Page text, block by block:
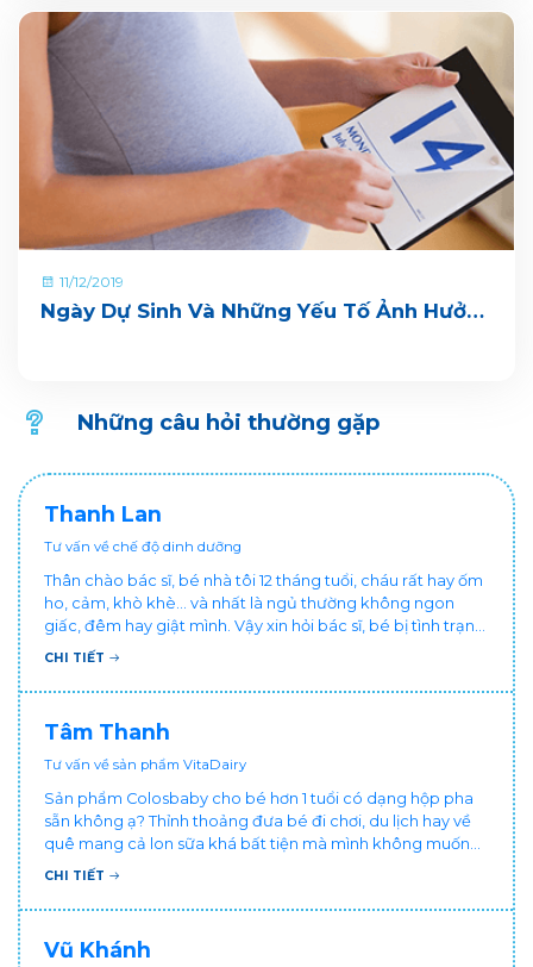
11/12/2019
Ngày Dự Sinh Và Những Yếu Tố Ảnh Hưởng
Những câu hỏi thường gặp
Thanh Lan
Tư vấn về chế độ dinh dưỡng
Thân chào bác sĩ, bé nhà tôi 12 tháng tuổi, cháu rất hay ốm
ho, cảm, khò khè... và nhất là ngủ thường không ngon
giấc, đêm hay giật mình. Vậy xin hỏi bác sĩ, bé bị tình trạng
vậy nên làm sao để con khỏe mạnh và ngủ ngon giấc hơn
chăm cháu hay ốm ạ?. Cảm ơn bác sĩ.
CHI TIẾT
Tâm Thanh
Tư vấn về sản phẩm VitaDairy
Sản phẩm Colosbaby cho bé hơn 1 tuổi có dạng hộp pha
sẵn không ạ? Thỉnh thoảng đưa bé đi chơi, du lịch hay về
quê mang cả lon sữa khá bất tiện mà mình không muốn
đổi cho bé dùng sữa tươi hộp khác sợ bé nạ sữa ảnh
CHI TIẾT
Vũ Khánh